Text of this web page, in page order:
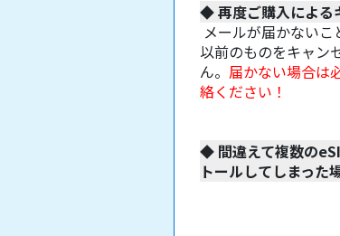
◆再度ご購入による
メールが届かない
以前のものをキャン
ん。 届かない場合は
絡ください！
◆ 間違えて複数の
トールしてしまった